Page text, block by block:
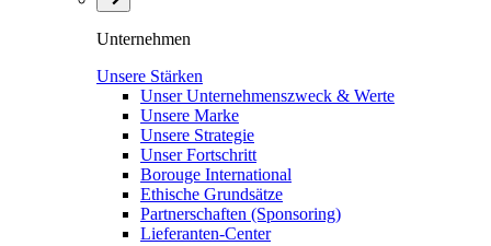
Unternehmen
Unsere Stärken
Unser Unternehmenszweck & Werte
Unsere Marke
Unsere Strategie
Unser Fortschritt
Borouge International
Ethische Grundsätze
Partnerschaften (Sponsoring)
Lieferanten-Center